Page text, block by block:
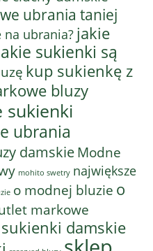
ubrania taniej
na ubrania? jakie
sukienki są
kup sukienkę z
bluzy
sukienki
ubrania
damskie Modne
mohito swetry największe
o modnej bluzie o
markowe
damskie